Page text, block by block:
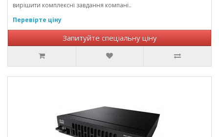
вирішити комплексні завдання компані..
Перевірте ціну
Запитуйте спеціальну ціну